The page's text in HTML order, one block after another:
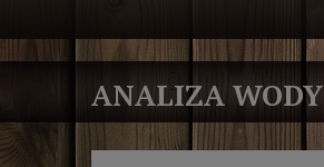
ANALIZA WODY